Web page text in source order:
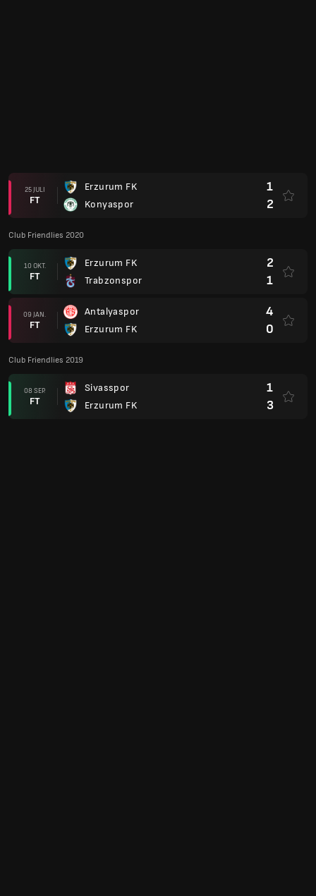
25 JULI
FT
Erzurum FK
Konyaspor
1
2
Club Friendlies 2020
10 OKT.
FT
Erzurum FK
Trabzonspor
2
1
09 JAN.
FT
Antalyaspor
Erzurum FK
4
0
Club Friendlies 2019
08 SEP.
FT
Sivasspor
Erzurum FK
1
3